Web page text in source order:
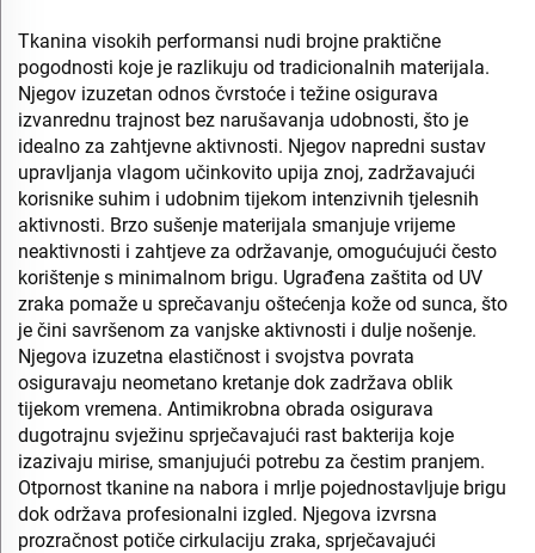
Tkanina visokih performansi nudi brojne praktične
pogodnosti koje je razlikuju od tradicionalnih materijala.
Njegov izuzetan odnos čvrstoće i težine osigurava
izvanrednu trajnost bez narušavanja udobnosti, što je
idealno za zahtjevne aktivnosti. Njegov napredni sustav
upravljanja vlagom učinkovito upija znoj, zadržavajući
korisnike suhim i udobnim tijekom intenzivnih tjelesnih
aktivnosti. Brzo sušenje materijala smanjuje vrijeme
neaktivnosti i zahtjeve za održavanje, omogućujući često
korištenje s minimalnom brigu. Ugrađena zaštita od UV
zraka pomaže u sprečavanju oštećenja kože od sunca, što
je čini savršenom za vanjske aktivnosti i dulje nošenje.
Njegova izuzetna elastičnost i svojstva povrata
osiguravaju neometano kretanje dok zadržava oblik
tijekom vremena. Antimikrobna obrada osigurava
dugotrajnu svježinu sprječavajući rast bakterija koje
izazivaju mirise, smanjujući potrebu za čestim pranjem.
Otpornost tkanine na nabora i mrlje pojednostavljuje brigu
dok održava profesionalni izgled. Njegova izvrsna
prozračnost potiče cirkulaciju zraka, sprječavajući